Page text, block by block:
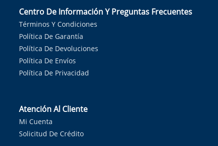
Centro De Información Y Preguntas Frecuentes
Términos Y Condiciones
Política De Garantía
Política De Devoluciones
Política De Envíos
Política De Privacidad
Atención Al Cliente
Mi Cuenta
Solicitud De Crédito